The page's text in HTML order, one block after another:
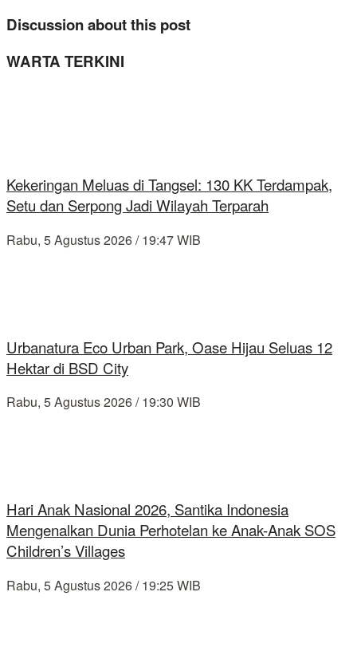
Discussion about this post
WARTA TERKINI
Kekeringan Meluas di Tangsel: 130 KK Terdampak,
Setu dan Serpong Jadi Wilayah Terparah
Rabu, 5 Agustus 2026 / 19:47 WIB
Urbanatura Eco Urban Park, Oase Hijau Seluas 12
Hektar di BSD City
Rabu, 5 Agustus 2026 / 19:30 WIB
Hari Anak Nasional 2026, Santika Indonesia
Mengenalkan Dunia Perhotelan ke Anak-Anak SOS
Children’s Villages
Rabu, 5 Agustus 2026 / 19:25 WIB